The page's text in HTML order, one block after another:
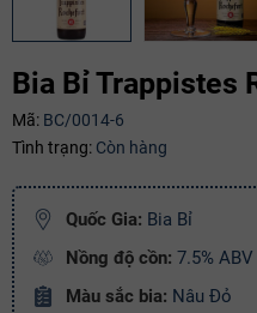
Bia Bỉ Trappistes
Mã: BC/0014-6
Tình trạng: Còn hàng
Quốc Gia: Bia Bỉ
Nồng độ cồn: 7.5% ABV
Màu sắc bia: Nâu Đỏ
Ngày hết hạn:
Điều kiện: